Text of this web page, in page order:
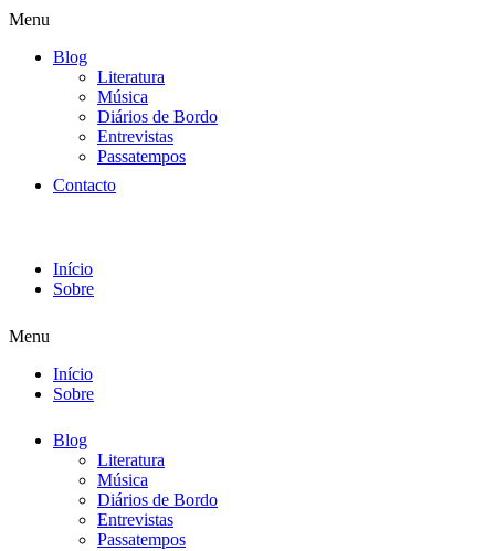
Menu
Blog
Literatura
Música
Diários de Bordo
Entrevistas
Passatempos
Contacto
Início
Sobre
Menu
Início
Sobre
Blog
Literatura
Música
Diários de Bordo
Entrevistas
Passatempos